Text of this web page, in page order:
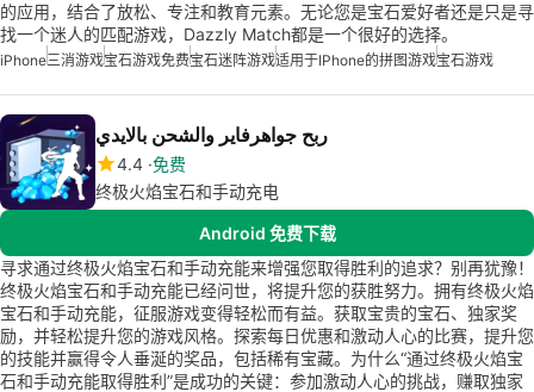
的应用，结合了放松、专注和教育元素。无论您是宝石爱好者还是只是寻
找一个迷人的匹配游戏，Dazzly Match都是一个很好的选择。
iPhone三消游戏宝石游戏免费宝石迷阵游戏适用于iPhone的拼图游戏宝石游戏
ربح جواهرفاير والشحن بالايدي
4.4 免费
终极火焰宝石和手动充电
Android 免费下载
寻求通过终极火焰宝石和手动充能来增强您取得胜利的追求？别再犹豫！
终极火焰宝石和手动充能已经问世，将提升您的获胜努力。拥有终极火焰
宝石和手动充能，征服游戏变得轻松而有益。获取宝贵的宝石、独家奖
励，并轻松提升您的游戏风格。探索每日优惠和激动人心的比赛，提升您
的技能并赢得令人垂涎的奖品，包括稀有宝藏。为什么“通过终极火焰宝
石和手动充能取得胜利”是成功的关键：参加激动人心的挑战，赚取独家